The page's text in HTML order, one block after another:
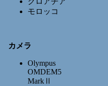
モロッコ
カメラ
Olympus
OMDEM5
MarkⅡ